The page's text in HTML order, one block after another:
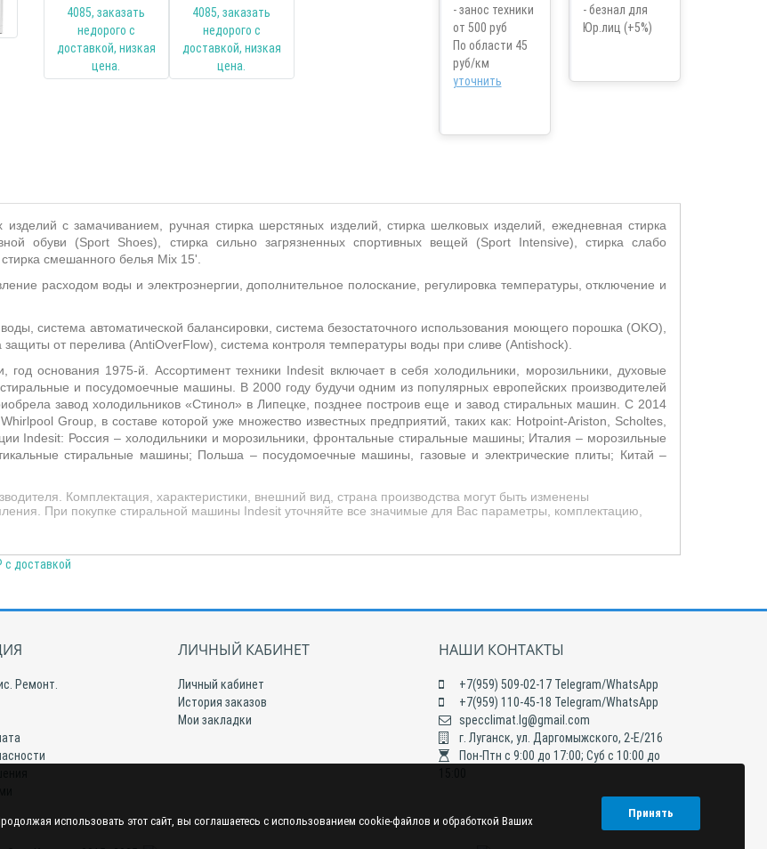
- занос техники
от 500 руб
По области 45
руб/км
уточнить
- безнал для
Юр.лиц (+5%)
изделий с замачиванием, ручная стирка шерстяных изделий, стирка шелковых изделий, ежедневная стирка
обуви (Sport Shoes), стирка сильно загрязненных спортивных вещей (Sport Intensive), стирка слабо
смешанного белья Mix 15'.
расходом воды и электроэнергии, дополнительное полоскание, регулировка температуры, отключение и
система автоматической балансировки, система безостаточного использования моющего порошка (OKO),
от перелива (AntiOverFlow), система контроля температуры воды при сливе (Antishock).
год основания 1975-й. Ассортимент техники Indesit включает в себя холодильники, морозильники, духовые
и посудомоечные машины. В 2000 году будучи одним из популярных европейских производителей
завод холодильников «Стинол» в Липецке, позднее построив еще и завод стиральных машин. С 2014
Group, в составе которой уже множество известных предприятий, таких как: Hotpoint-Ariston, Scholtes,
Indesit: Россия – холодильники и морозильники, фронтальные стиральные машины; Италия – морозильные
стиральные машины; Польша – посудомоечные машины, газовые и электрические плиты; Китай –
Комплектация, характеристики, внешний вид, страна производства могут быть изменены
При покупке стиральной машины Indesit уточняйте все значимые для Вас параметры, комплектацию,
с доставкой
Ремонт.
ЛИЧНЫЙ КАБИНЕТ
Личный кабинет
История заказов
Мои закладки
НАШИ КОНТАКТЫ
+7(959) 509-02-17 Telegram/WhatsApp
+7(959) 110-45-18 Telegram/WhatsApp
specclimat.lg@gmail.com
г. Луганск, ул. Даргомыжского, 2-Е/216
Пон-Птн с 9:00 до 17:00; Суб с 10:00 до
использовать этот сайт, вы соглашаетесь с использованием cookie-файлов и обработкой Ваших
Принять